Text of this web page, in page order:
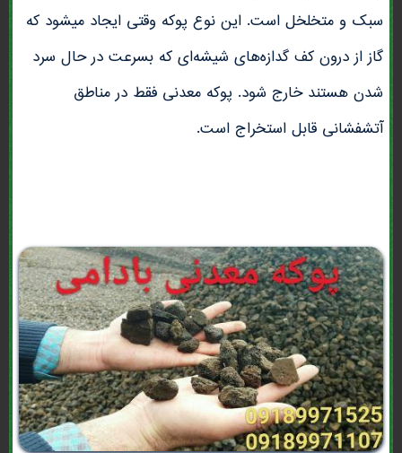
سبک و متخلخل است. این نوع پوکه وقتی ایجاد میشود که
گاز از درون کف گدازه‌های شیشه‌ای که بسرعت در حال سرد
شدن هستند خارج شود. پوکه معدنی فقط در مناطق
آتشفشانی قابل استخراج است.